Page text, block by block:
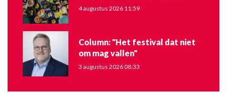
4 augustus 2026 11:59
Column: "Het festival dat niet
om mag vallen"
3 augustus 2026 08:33